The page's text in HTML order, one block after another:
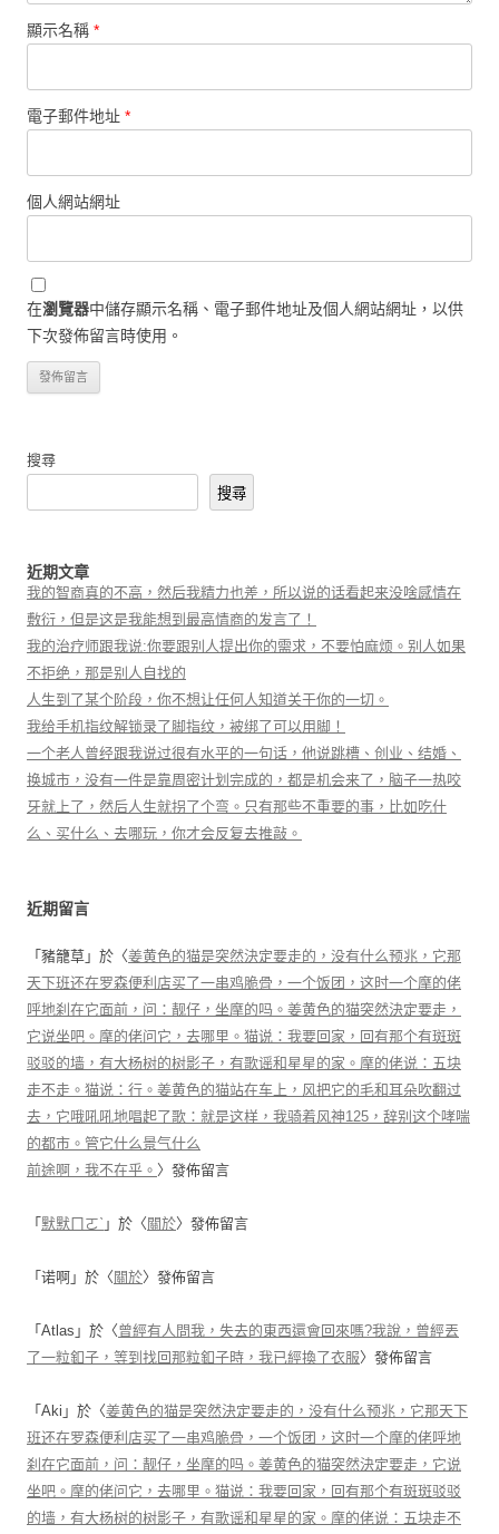
顯示名稱 *
電子郵件地址 *
個人網站網址
在瀏覽器中儲存顯示名稱、電子郵件地址及個人網站網址，以供
下次發佈留言時使用。
搜尋
搜尋
近期文章
我的智商真的不高，然后我精力也差，所以说的话看起来没啥感情在
敷衍，但是这是我能想到最高情商的发言了！
我的治疗师跟我说:你要跟别人提出你的需求，不要怕麻烦。别人如果
不拒绝，那是别人自找的
人生到了某个阶段，你不想让任何人知道关于你的一切。
我给手机指纹解锁录了脚指纹，被绑了可以用脚！
一个老人曾经跟我说过很有水平的一句话，他说跳槽、创业、结婚、
换城市，没有一件是靠周密计划完成的，都是机会来了，脑子一热咬
牙就上了，然后人生就拐了个弯。只有那些不重要的事，比如吃什
么、买什么、去哪玩，你才会反复去推敲。
近期留言
「 豬籠草 」於〈姜黄色的猫是突然決定要走的，没有什么预兆，它那
天下班还在罗森便利店买了一串鸡脆骨，一个饭团，这时一个摩的佬
呼地刹在它面前，问：靓仔，坐摩的吗。姜黄色的猫突然決定要走，
它说坐吧。摩的佬问它，去哪里。猫说：我要回家，回有那个有斑斑
驳驳的墙，有大杨树的树影子，有歌谣和星星的家。摩的佬说：五块
走不走。猫说：行。姜黄色的猫站在车上，风把它的毛和耳朵吹翻过
去，它哦吼吼地唱起了歌：就是这样，我骑着风神125，辞别这个哮喘
的都市。管它什么景气什么
前途啊，我不在乎。 〉發佈留言
「 默默ㄇㄛˋ 」於〈 關於〉發佈留言
「 诺啊 」於〈 關於〉發佈留言
「 Atlas 」於〈曾經有人問我，失去的東西還會回來嗎?我說，曾經丟
了一粒釦子，等到找回那粒釦子時，我已經換了衣服〉發佈留言
「 Aki 」於〈姜黄色的猫是突然決定要走的，没有什么预兆，它那天下
班还在罗森便利店买了一串鸡脆骨，一个饭团，这时一个摩的佬呼地
刹在它面前，问：靓仔，坐摩的吗。姜黄色的猫突然決定要走，它说
坐吧。摩的佬问它，去哪里。猫说：我要回家，回有那个有斑斑驳驳
的墙，有大杨树的树影子，有歌谣和星星的家。摩的佬说：五块走不